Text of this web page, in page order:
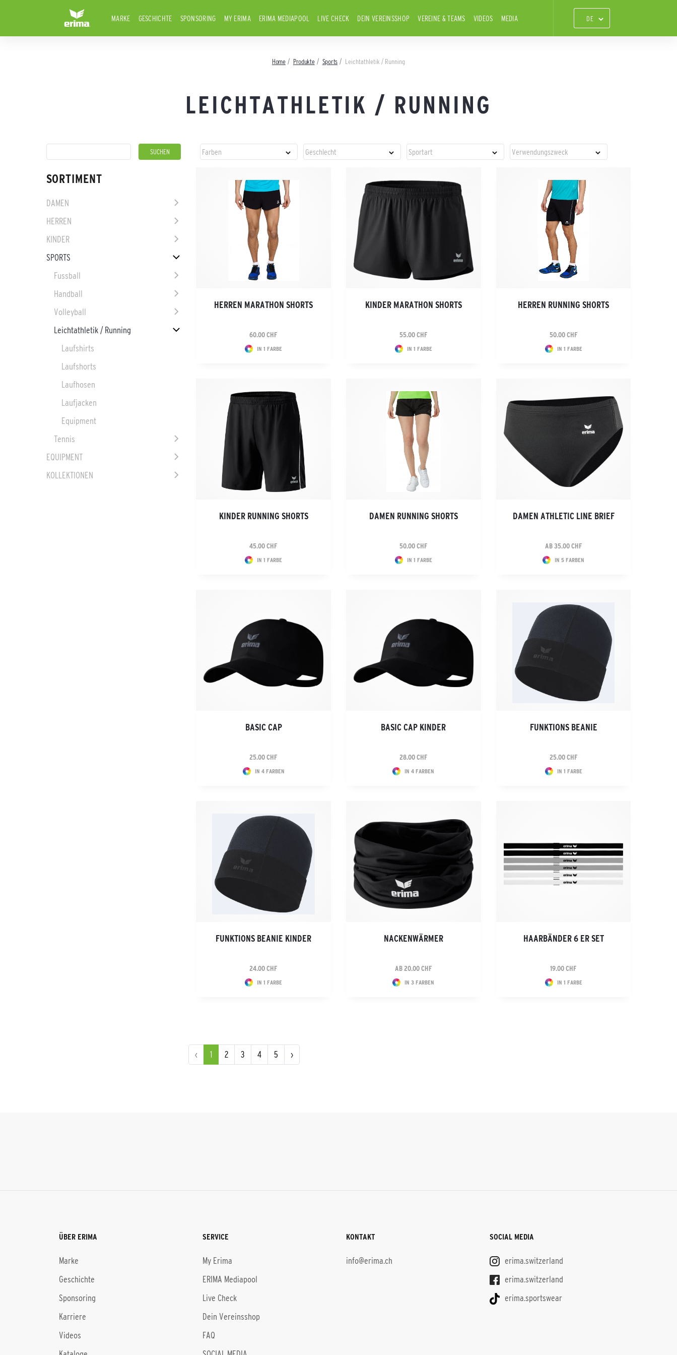
MARKE GESCHICHTE SPONSORING MY ERIMA ERIMA MEDIAPOOL LIVE CHECK DEIN VEREINSSHOP VEREINE & TEAMS VIDEOS MEDIA
Home Produkte Sports Leichtathletik / Running
LEICHTATHLETIK / RUNNING
SORTIMENT
DAMEN
HERREN
KINDER
SPORTS
Fussball
Handball
Volleyball
Leichtathletik / Running
Laufshirts
Laufshorts
Laufhosen
Laufjacken
Equipment
Tennis
EQUIPMENT
KOLLEKTIONEN
HERREN MARATHON SHORTS
60.00 CHF
IN 1 FARBE
KINDER MARATHON SHORTS
55.00 CHF
IN 1 FARBE
HERREN RUNNING SHORTS
50.00 CHF
IN 1 FARBE
KINDER RUNNING SHORTS
45.00 CHF
IN 1 FARBE
DAMEN RUNNING SHORTS
50.00 CHF
IN 1 FARBE
DAMEN ATHLETIC LINE BRIEF
AB 35.00 CHF
IN 5 FARBEN
BASIC CAP
25.00 CHF
IN 4 FARBEN
BASIC CAP KINDER
28.00 CHF
IN 4 FARBEN
FUNKTIONS BEANIE
25.00 CHF
IN 1 FARBE
FUNKTIONS BEANIE KINDER
24.00 CHF
IN 1 FARBE
NACKENWÄRMER
AB 20.00 CHF
IN 3 FARBEN
HAARBÄNDER 6 ER SET
19.00 CHF
IN 1 FARBE
‹ 1 2 3 4 5 ›
ÜBER ERIMA
Marke
Geschichte
Sponsoring
Karriere
Videos
SERVICE
My Erima
ERIMA Mediapool
Live Check
Dein Vereinsshop
FAQ
KONTAKT
info@erima.ch
SOCIAL MEDIA
erima.switzerland
erima.switzerland
erima.sportswear